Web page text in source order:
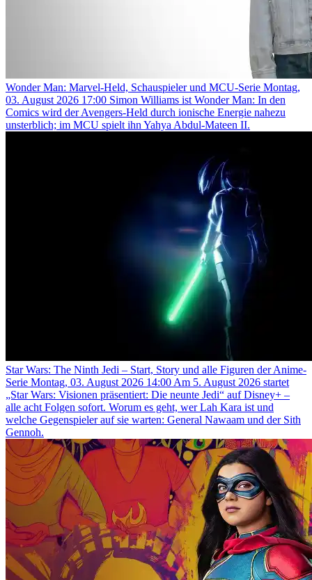
Wonder Man: Marvel-Held, Schauspieler und MCU-Serie Montag,
03. August 2026 17:00 Simon Williams ist Wonder Man: In den
Comics wird der Avengers-Held durch ionische Energie nahezu
unsterblich; im MCU spielt ihn Yahya Abdul-Mateen II.
Star Wars: The Ninth Jedi – Start, Story und alle Figuren der Anime-
Serie Montag, 03. August 2026 14:00 Am 5. August 2026 startet
„Star Wars: Visionen präsentiert: Die neunte Jedi“ auf Disney+ –
alle acht Folgen sofort. Worum es geht, wer Lah Kara ist und
welche Gegenspieler auf sie warten: General Nawaam und der Sith
Gennoh.